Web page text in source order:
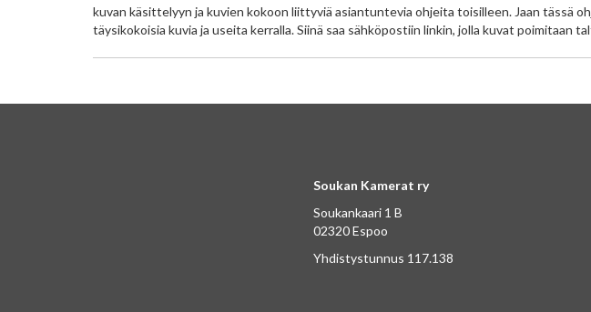
kuvan käsittelyyn ja kuvien kokoon liittyviä asiantuntevia ohjeita toisilleen. Jaan tässä
täysikokoisia kuvia ja useita kerralla. Siinä saa sähköpostiin linkin, jolla kuvat poimitaan
Soukan Kamerat ry
Soukankaari 1 B
02320 Espoo
Yhdistystunnus 117.138